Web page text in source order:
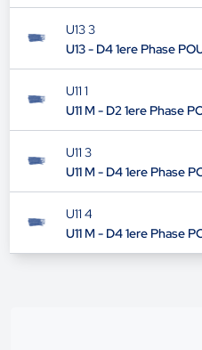
U13 3
U13 - D4 1ere Phase
U11 1
U11 M - D2 1ere Phase
U11 3
U11 M - D4 1ere Phase
U11 4
U11 M - D4 1ere Phase